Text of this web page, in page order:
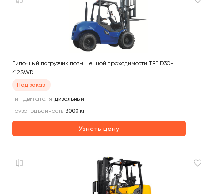
Вилочный погрузчик повышенной проходимости TRF D30-
4i2SWD
Под заказ
Тип двигателя дизельный
Грузоподъемность 3000 кг
Узнать цену